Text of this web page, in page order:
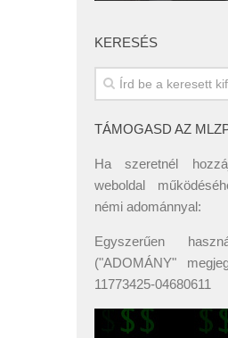
KERESÉS
TÁMOGASD AZ
Ha szeretnél
weboldal
némi adománnyal:
Egyszerűen
("ADOMÁNY"
11773425-04680611